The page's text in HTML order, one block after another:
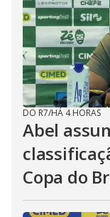
DO R7/HÁ 4 HORAS
Abel
Copa do